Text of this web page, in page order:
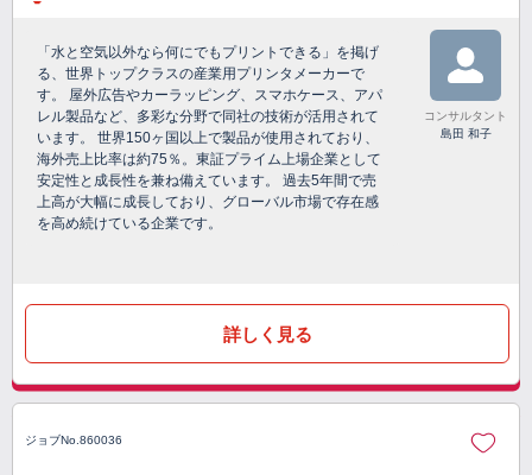
「水と空気以外なら何にでもプリントできる」を掲げ
る、世界トップクラスの産業用プリンタメーカーで
す。 屋外広告やカーラッピング、スマホケース、アパ
レル製品など、多彩な分野で同社の技術が活用されて
います。 世界150ヶ国以上で製品が使用されており、
海外売上比率は約75％。東証プライム上場企業として
安定性と成長性を兼ね備えています。 過去5年間で売
上高が大幅に成長しており、グローバル市場で存在感
を高め続けている企業です。
コンサルタント
島田 和子
詳しく見る
ジョブNo.860036